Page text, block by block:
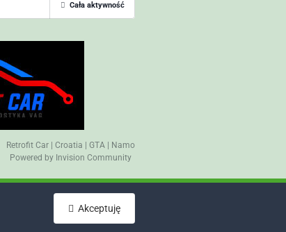
Cała aktywność
Retrofit Car |Croatia |GTA
Namo
Powered by Invision Community
Akceptuję